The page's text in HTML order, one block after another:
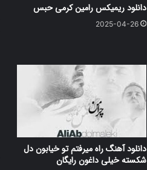
دانلود ریمیکس رامین کرمی حبس
2025-04-26
دانلود آهنگ راه میرفتم تو خیابون دل
شکسته خیلی داغون رایگان